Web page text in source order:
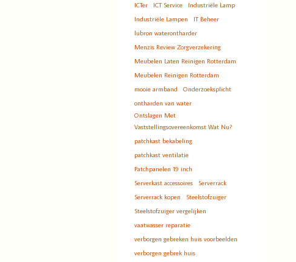
ICTer
ICT Service
Industriële Lamp
Industriële Lampen
IT Beheer
lubron waterontharder
Menzis Review Zorgverzekering
Meubelen Laten Reinigen Rotterdam
Meubelen Reinigen Rotterdam
mooie armband
Onderzoeksplicht
ontharden van water
Ontslagen Met
Vaststellingsovereenkomst Wat Nu?
patchkast bekabeling
patchkast ventilatie
Patchpanelen 19 inch
Serverkast accessoires
Serverrack
Serverrack kopen
Steelstofzuiger
Steelstofzuiger vergelijken
vaatwasser reparatie
verborgen gebreken huis voorbeelden
verborgen gebrek huis